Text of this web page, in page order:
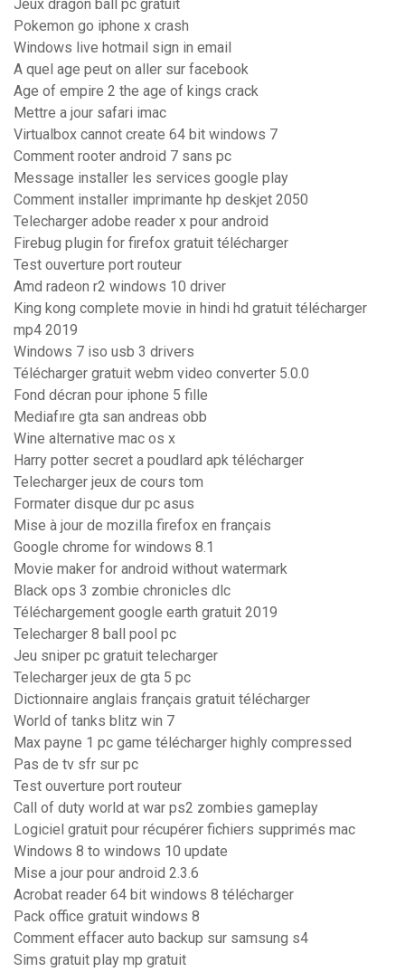
Jeux dragon ball pc gratuit
Pokemon go iphone x crash
Windows live hotmail sign in email
A quel age peut on aller sur facebook
Age of empire 2 the age of kings crack
Mettre a jour safari imac
Virtualbox cannot create 64 bit windows 7
Comment rooter android 7 sans pc
Message installer les services google play
Comment installer imprimante hp deskjet 2050
Telecharger adobe reader x pour android
Firebug plugin for firefox gratuit télécharger
Test ouverture port routeur
Amd radeon r2 windows 10 driver
King kong complete movie in hindi hd gratuit télécharger
mp4 2019
Windows 7 iso usb 3 drivers
Télécharger gratuit webm video converter 5.0.0
Fond décran pour iphone 5 fille
Mediafıre gta san andreas obb
Wine alternative mac os x
Harry potter secret a poudlard apk télécharger
Telecharger jeux de cours tom
Formater disque dur pc asus
Mise à jour de mozilla firefox en français
Google chrome for windows 8.1
Movie maker for android without watermark
Black ops 3 zombie chronicles dlc
Téléchargement google earth gratuit 2019
Telecharger 8 ball pool pc
Jeu sniper pc gratuit telecharger
Telecharger jeux de gta 5 pc
Dictionnaire anglais français gratuit télécharger
World of tanks blitz win 7
Max payne 1 pc game télécharger highly compressed
Pas de tv sfr sur pc
Test ouverture port routeur
Call of duty world at war ps2 zombies gameplay
Logiciel gratuit pour récupérer fichiers supprimés mac
Windows 8 to windows 10 update
Mise a jour pour android 2.3.6
Acrobat reader 64 bit windows 8 télécharger
Pack office gratuit windows 8
Comment effacer auto backup sur samsung s4
Sims gratuit play mp gratuit